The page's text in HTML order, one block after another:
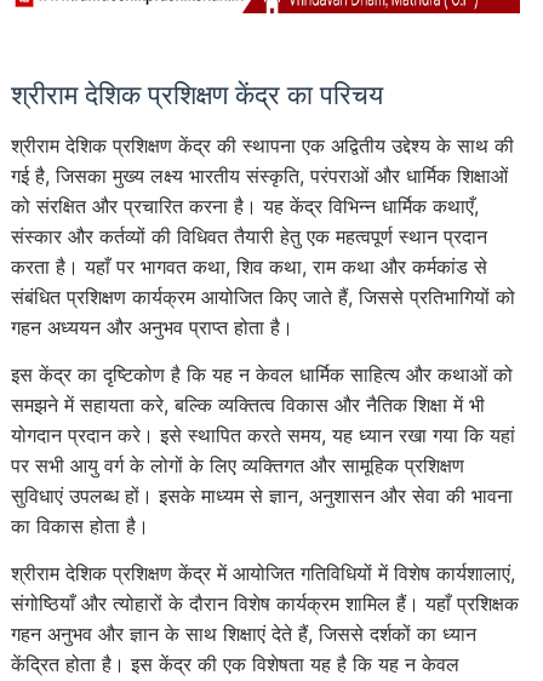
श्रीराम देशिक प्रशिक्षण केंद्र का परिचय
श्रीराम देशिक प्रशिक्षण केंद्र की स्थापना एक अद्वितीय उद्देश्य के साथ की
गई है, जिसका मुख्य लक्ष्य भारतीय संस्कृति, परंपराओं और धार्मिक शिक्षाओं
को संरक्षित और प्रचारित करना है। यह केंद्र विभिन्न धार्मिक कथाएँ,
संस्कार और कर्तव्यों की विधिवत तैयारी हेतु एक महत्वपूर्ण स्थान प्रदान
करता है। यहाँ पर भागवत कथा, शिव कथा, राम कथा और कर्मकांड से
संबंधित प्रशिक्षण कार्यक्रम आयोजित किए जाते हैं, जिससे प्रतिभागियों को
गहन अध्ययन और अनुभव प्राप्त होता है।
इस केंद्र का दृष्टिकोण है कि यह न केवल धार्मिक साहित्य और कथाओं को
समझने में सहायता करे, बल्कि व्यक्तित्व विकास और नैतिक शिक्षा में भी
योगदान प्रदान करे। इसे स्थापित करते समय, यह ध्यान रखा गया कि यहां
पर सभी आयु वर्ग के लोगों के लिए व्यक्तिगत और सामूहिक प्रशिक्षण
सुविधाएं उपलब्ध हों। इसके माध्यम से ज्ञान, अनुशासन और सेवा की भावना
का विकास होता है।
श्रीराम देशिक प्रशिक्षण केंद्र में आयोजित गतिविधियों में विशेष कार्यशालाएं,
संगोष्ठियाँ और त्योहारों के दौरान विशेष कार्यक्रम शामिल हैं। यहाँ प्रशिक्षक
गहन अनुभव और ज्ञान के साथ शिक्षाएं देते हैं, जिससे दर्शकों का ध्यान
केंद्रित होता है। इस केंद्र की एक विशेषता यह है कि यह न केवल